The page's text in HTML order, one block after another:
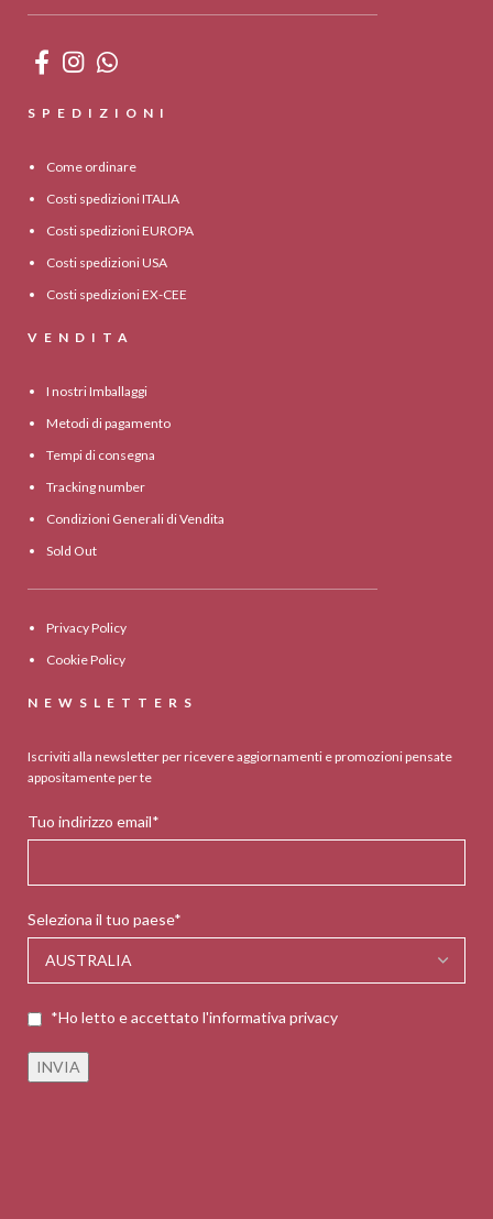
SPEDIZIONI
Come ordinare
Costi spedizioni ITALIA
Costi spedizioni EUROPA
Costi spedizioni USA
Costi spedizioni EX-CEE
VENDITA
I nostri Imballaggi
Metodi di pagamento
Tempi di consegna
Tracking number
Condizioni Generali di Vendita
Sold Out
Privacy Policy
Cookie Policy
NEWSLETTERS
Iscriviti alla newsletter per ricevere aggiornamenti e promozioni pensate
appositamente per te
Tuo indirizzo email*
Seleziona il tuo paese*
*Ho letto e accettato l'informativa privacy